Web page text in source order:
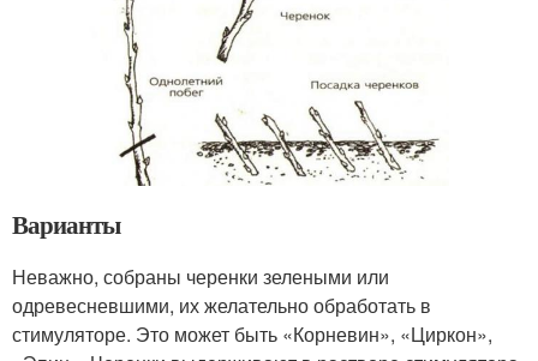
Варианты
Неважно, собраны черенки зелеными или
одревесневшими, их желательно обработать в
стимуляторе. Это может быть «Корневин», «Циркон»,